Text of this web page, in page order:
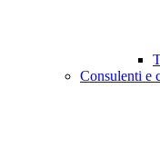
Consulenti e